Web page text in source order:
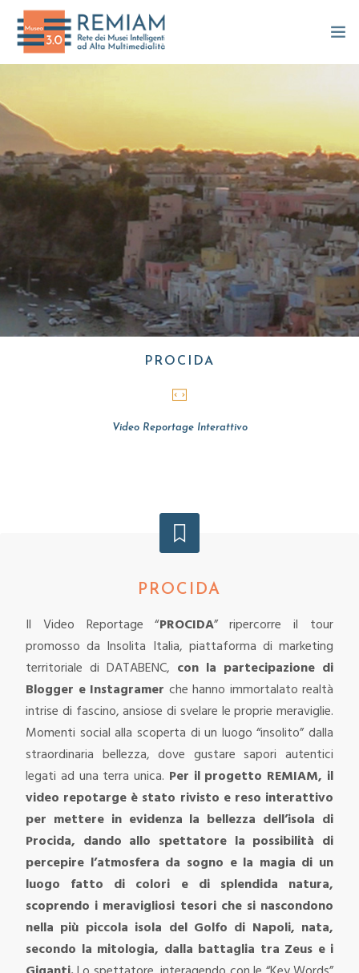
TOUR 360
APP REMIAM
LE CENTENARIE
LE BOTTEGHE ARTIGIANE
PROCIDA
Video Reportage Interattivo
PROCIDA
Il Video Reportage “PROCIDA” ripercorre il tour
promosso da Insolita Italia, piattaforma di marketing
territoriale di DATABENC, con la partecipazione di
Blogger e Instagramer che hanno immortalato realtà
intrise di fascino, ansiose di svelare le proprie meraviglie.
Momenti social alla scoperta di un luogo “insolito” dalla
straordinaria bellezza, dove gustare sapori autentici
legati ad una terra unica. Per il progetto REMIAM, il
video repotarge è stato rivisto e reso interattivo
per mettere in evidenza la bellezza dell’isola di
Procida, dando allo spettatore la possibilità di
percepire l’atmosfera da sogno e la magia di un
luogo fatto di colori e di splendida natura,
scoprendo i meravigliosi tesori che si nascondono
nella più piccola isola del Golfo di Napoli, nata,
secondo la mitologia, dalla battaglia tra Zeus e i